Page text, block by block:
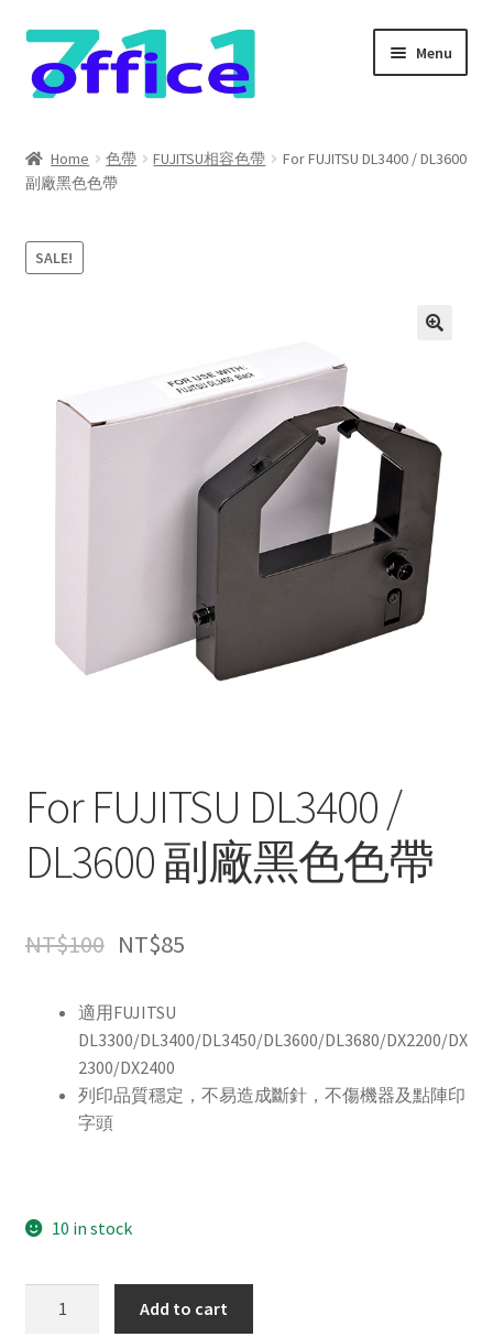
Skip
to
navigation
Skip
to
content
Menu
我的帳號
結帳
關於我們
Home 色帶 FUJITSU相容色帶
For FUJITSU DL3400 / DL3600
副廠黑色色帶
SALE!
For FUJITSU DL3400 /
DL3600 副廠黑色色帶
NT$100 NT$85
適用FUJITSU
DL3300/DL3400/DL3450/DL3600/DL3680/DX2200/DX
2300/DX2400
列印品質穩定，不易造成斷針，不傷機器及點陣印
字頭
10 in stock
Add to cart